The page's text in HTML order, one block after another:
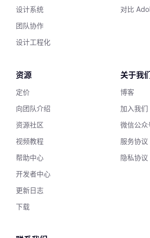
设计系统
团队协作
设计工程化
对比
资源
定价
向团队介绍
资源社区
视频教程
帮助中心
开发者中心
更新日志
下载
关于我
博客
加入我们
微信公众
服务协议
隐私协议